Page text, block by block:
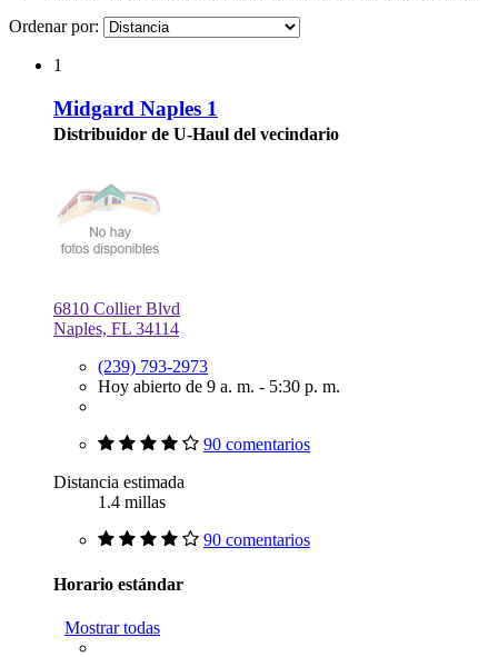
Ordenar por:
1
Midgard Naples 1
Distribuidor de U-Haul del vecindario
6810 Collier Blvd
Naples, FL 34114
(239) 793-2973
Hoy abierto de 9 a. m. - 5:30 p. m.
90 comentarios
Distancia estimada
1.4 millas
90 comentarios
Horario estándar
Mostrar todas